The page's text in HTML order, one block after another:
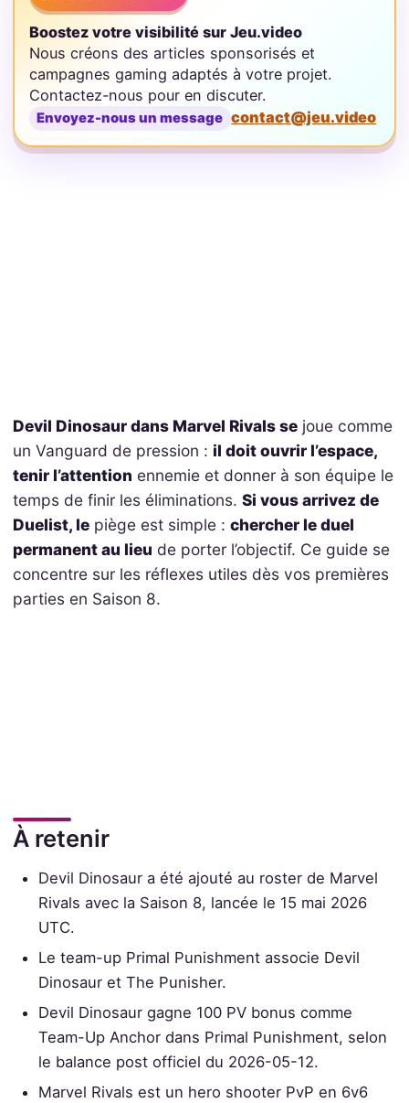
Boostez votre visibilité sur Jeu.video
Nous créons des articles sponsorisés et
campagnes gaming adaptés à votre projet.
Contactez-nous pour en discuter.
Envoyez-nous un message contact@jeu.video
Devil Dinosaur dans Marvel Rivals sejoue comme
un Vanguard de pression : il doit ouvrir l’espace,
tenir l’attention ennemie et donner à son équipe le
temps de finir les éliminations. Si vous arrivez de
Duelist, lepiège est simple : chercher le duel
permanent au lieu de porter l’objectif. Ce guide se
concentre sur les réflexes utiles dès vos premières
parties en Saison 8.
À retenir
Devil Dinosaur a été ajouté au roster de Marvel
Rivals avec la Saison 8, lancée le 15 mai 2026
UTC.
Le team-up Primal Punishment associe Devil
Dinosaur et The Punisher.
Devil Dinosaur gagne 100 PV bonus comme
Team-Up Anchor dans Primal Punishment, selon
le balance post officiel du 2026-05-12.
Marvel Rivals est un hero shooter PvP en 6v6